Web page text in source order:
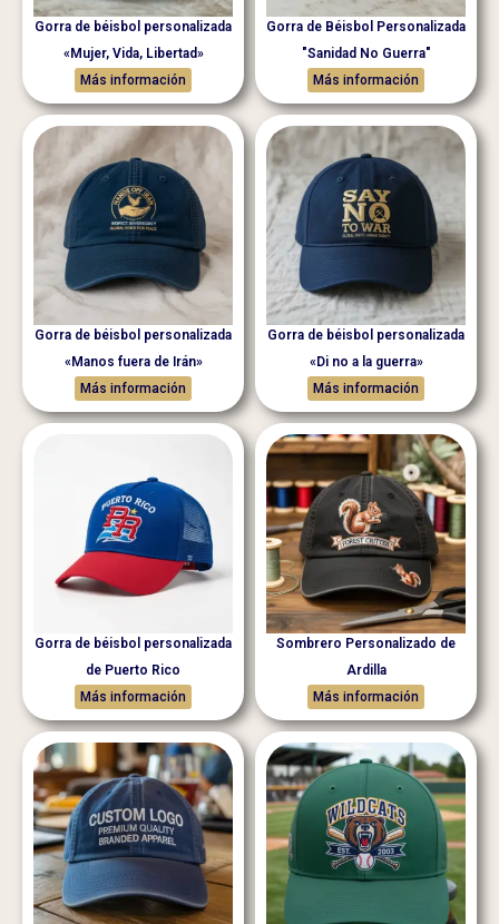
Gorra de béisbol personalizada
«Mujer, Vida, Libertad»
Más información
Gorra de Béisbol Personalizada
"Sanidad No Guerra"
Más información
Gorra de béisbol personalizada
«Manos fuera de Irán»
Más información
Gorra de béisbol personalizada
«Di no a la guerra»
Más información
Gorra de béisbol personalizada
de Puerto Rico
Más información
Sombrero Personalizado de
Ardilla
Más información